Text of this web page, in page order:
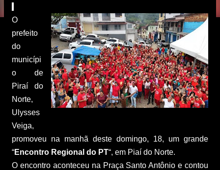
O
prefeito
do
municípi
o de
Piraí do
Norte,
Ulysses
Veiga,
promoveu na manhã deste domingo, 18, um grande
“Encontro Regional do PT“, em Piaí do Norte.
O encontro aconteceu na Praça Santo Antônio e contou